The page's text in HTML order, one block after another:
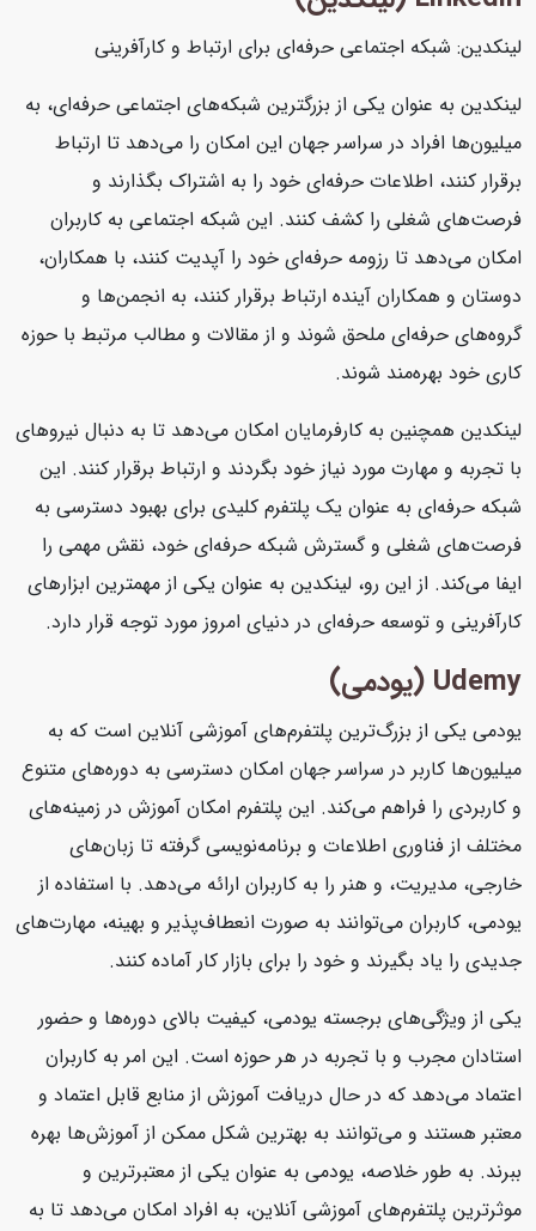
لینکدین: شبکه اجتماعی حرفه‌ای برای ارتباط و کارآفرینی
لینکدین به عنوان یکی از بزرگترین شبکه‌های اجتماعی حرفه‌ای، به
میلیون‌ها افراد در سراسر جهان این امکان را می‌دهد تا ارتباط
برقرار کنند، اطلاعات حرفه‌ای خود را به اشتراک بگذارند و
فرصت‌های شغلی را کشف کنند. این شبکه اجتماعی به کاربران
امکان می‌دهد تا رزومه حرفه‌ای خود را آپدیت کنند، با همکاران،
دوستان و همکاران آینده ارتباط برقرار کنند، به انجمن‌ها و
گروه‌های حرفه‌ای ملحق شوند و از مقالات و مطالب مرتبط با حوزه
کاری خود بهره‌مند شوند.
لینکدین همچنین به کارفرمایان امکان می‌دهد تا به دنبال نیروهای
با تجربه و مهارت مورد نیاز خود بگردند و ارتباط برقرار کنند. این
شبکه حرفه‌ای به عنوان یک پلتفرم کلیدی برای بهبود دسترسی به
فرصت‌های شغلی و گسترش شبکه حرفه‌ای خود، نقش مهمی را
ایفا می‌کند. از این رو، لینکدین به عنوان یکی از مهمترین ابزارهای
کارآفرینی و توسعه حرفه‌ای در دنیای امروز مورد توجه قرار دارد.
Udemy (یودمی)
یودمی یکی از بزرگ‌ترین پلتفرم‌های آموزشی آنلاین است که به
میلیون‌ها کاربر در سراسر جهان امکان دسترسی به دوره‌های متنوع
و کاربردی را فراهم می‌کند. این پلتفرم امکان آموزش در زمینه‌های
مختلف از فناوری اطلاعات و برنامه‌نویسی گرفته تا زبان‌های
خارجی، مدیریت، و هنر را به کاربران ارائه می‌دهد. با استفاده از
یودمی، کاربران می‌توانند به صورت انعطاف‌پذیر و بهینه، مهارت‌های
جدیدی را یاد بگیرند و خود را برای بازار کار آماده کنند.
یکی از ویژگی‌های برجسته یودمی، کیفیت بالای دوره‌ها و حضور
استادان مجرب و با تجربه در هر حوزه است. این امر به کاربران
اعتماد می‌دهد که در حال دریافت آموزش از منابع قابل اعتماد و
معتبر هستند و می‌توانند به بهترین شکل ممکن از آموزش‌ها بهره
ببرند. به طور خلاصه، یودمی به عنوان یکی از معتبرترین و
موثرترین پلتفرم‌های آموزشی آنلاین، به افراد امکان می‌دهد تا به